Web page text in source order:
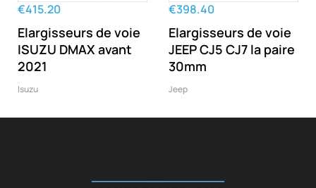
€415.20
Elargisseurs de voie
ISUZU DMAX avant
2021
Isuzu
€398.40
Elargisseurs de voie
JEEP CJ5 CJ7 la paire
30mm
Jeep
‹